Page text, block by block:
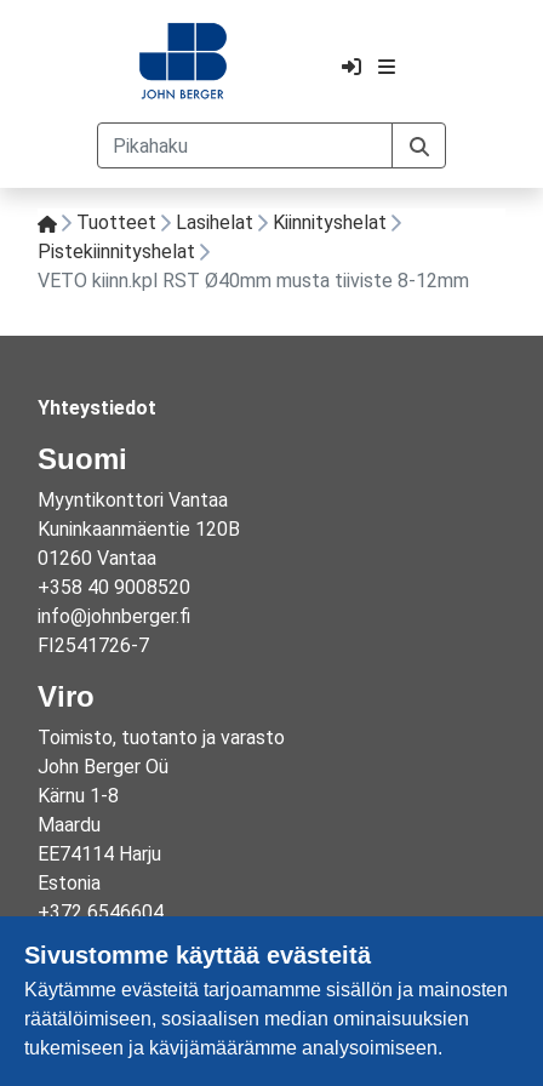
Tuotteet Lasihelat
Kiinnityshelat
Pistekiinnityshelat
VETO kiinn.kpl RST Ø40mm musta tiiviste 8-12mm
Yhteystiedot
Suomi
Myyntikonttori Vantaa
Kuninkaanmäentie 120B
01260 Vantaa
+358 40 9008520
info@johnberger.fi
FI2541726-7
Viro
Toimisto, tuotanto ja varasto
John Berger Oü
Kärnu 1-8
Maardu
EE74114 Harju
Estonia
+372 6546604
info@johnberger.ee
Reg.nr 10265834
EE100332513
Sivustomme käyttää evästeitä
Käytämme evästeitä tarjoamamme sisällön ja mainosten
räätälöimiseen, sosiaalisen median ominaisuuksien
tukemiseen ja kävijämäärämme analysoimiseen.